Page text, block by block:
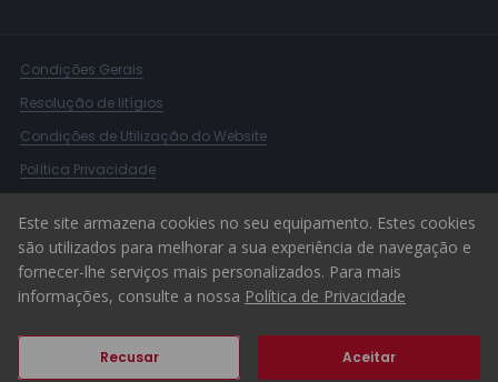
Condições Gerais
Resolução de litígios
Condições de Utilização do Website
Política Privacidade
© 2026 ERA Portugal
Este site armazena cookies no seu equipamento. Estes cookies
são utilizados para melhorar a sua experiência de navegação e
fornecer-lhe serviços mais personalizados. Para mais
informações, consulte a nossa Política de Privacidade
Recusar Aceitar